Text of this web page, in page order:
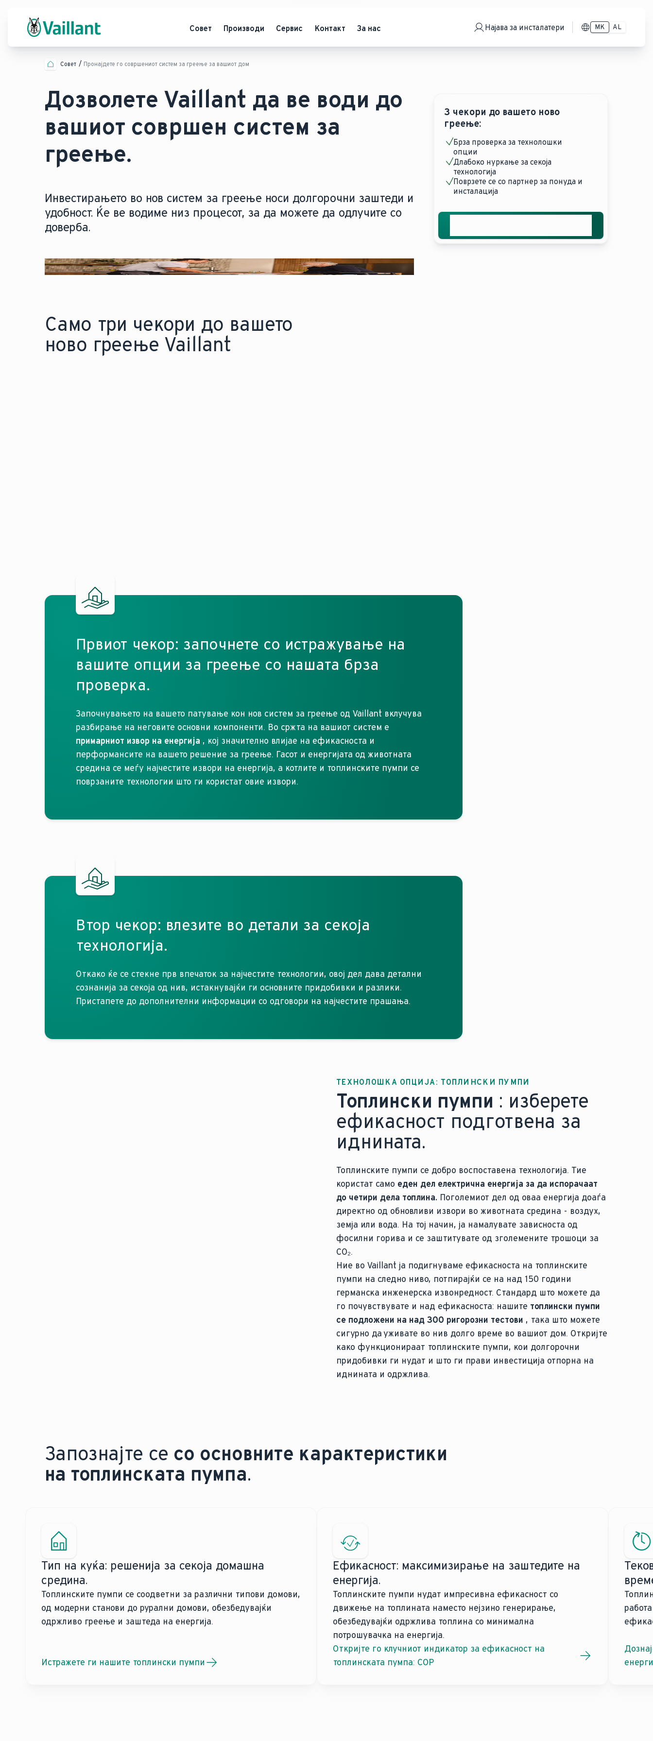
Совет Производи Сервис Контакт За нас Најава за инсталатери MK AL
Совет Пронајдете го совршениот систем за греење за вашиот дом
Дозволете Vaillant да ве води до
вашиот совршен систем за
греење.
Инвестирањето во нов систем за греење носи долгорочни заштеди и
удобност. Ќе ве водиме низ процесот, за да можете да одлучите со
доверба.
3 чекори до вашето ново
греење:
Брза проверка за технолошки
опции
Длабоко нуркање за секоја
технологија
Поврзете се со партнер за понуда и
инсталација
Само три чекори до вашето
ново греење Vaillant
Првиот чекор: започнете со истражување на
вашите опции за греење со нашата брза
проверка.
Започнувањето на вашето патување кон нов систем за греење од Vaillant вклучува
разбирање на неговите основни компоненти. Во сржта на вашиот систем е
примарниот извор на енергија , кој значително влијае на ефикасноста и
перформансите на вашето решение за греење. Гасот и енергијата од животната
средина се меѓу најчестите извори на енергија, а котлите и топлинските пумпи се
поврзаните технологии што ги користат овие извори.
Втор чекор: влезите во детали за секоја
технологија.
Откако ќе се стекне прв впечаток за најчестите технологии, овој дел дава детални
сознанија за секоја од нив, истакнувајќи ги основните придобивки и разлики.
Пристапете до дополнителни информации со одговори на најчестите прашања.
ТЕХНОЛОШКА ОПЦИЈА: ТОПЛИНСКИ ПУМПИ
Топлински пумпи : изберете
ефикасност подготвена за
иднината.
Топлинските пумпи се добро воспоставена технологија. Тие
користат само еден дел електрична енергија за да испорачаат
до четири дела топлина. Поголемиот дел од оваа енергија доаѓа
директно од обновливи извори во животната средина - воздух,
земја или вода. На тој начин, ја намалувате зависноста од
фосилни горива и се заштитувате од зголемените трошоци за
CO₂.
Ние во Vaillant ја подигнуваме ефикасноста на топлинските
пумпи на следно ниво, потпирајќи се на над 150 години
германска инженерска извонредност. Стандард што можете да
го почувствувате и над ефикасноста: нашите топлински пумпи
се подложени на над 300 ригорозни тестови , така што можете
сигурно да уживате во нив долго време во вашиот дом. Откријте
како функционираат топлинските пумпи, кои долгорочни
придобивки ги нудат и што ги прави инвестиција отпорна на
иднината и одржлива.
Запознајте се со основните карактеристики
на топлинската пумпа.
Тип на куќа: решенија за секоја домашна
средина.
Топлинските пумпи се соодветни за различни типови домови,
од модерни станови до рурални домови, обезбедувајќи
одржливо греење и заштеда на енергија.
Истражете ги нашите топлински пумпи
Ефикасност: максимизирање на заштедите на
енергија.
Топлинските пумпи нудат импресивна ефикасност со
движење на топлината наместо нејзино генерирање,
обезбедувајќи одржлива топлина со минимална
потрошувачка на енергија.
Откријте го клучниот индикатор за ефикасност на
топлинската пумпа: COP